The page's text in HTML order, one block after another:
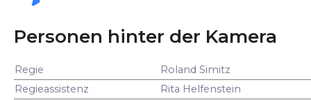
Personen hinter der Kamera
Regie
Roland Simitz
Regieassistenz
Rita Helfenstein